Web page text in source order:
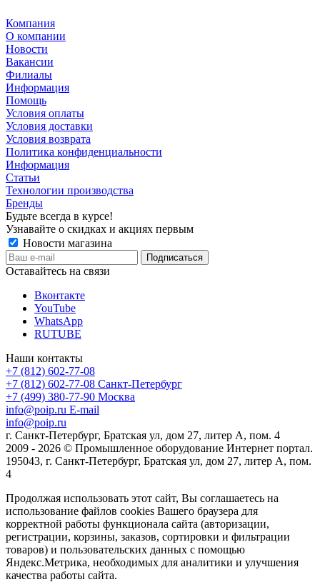
Компания
О компании
Новости
Вакансии
Филиалы
Информация
Помощь
Условия оплаты
Условия доставки
Условия возврата
Политика конфиденциальности
Информация
Статьи
Технологии производства
Бренды
Будьте всегда в курсе!
Узнавайте о скидках и акциях первым
Новости магазина
Оставайтесь на связи
Вконтакте
YouTube
WhatsApp
RUTUBE
Наши контакты
+7 (812) 602-77-08
+7 (812) 602-77-08 Санкт-Петербург
+7 (499) 380-77-90 Москва
info@poip.ru E-mail
info@poip.ru
г. Санкт-Петербург, Братская ул, дом 27, литер А, пом. 4
2009 - 2026 © Промышленное оборудование Интернет портал.
195043, г. Санкт-Петербург, Братская ул, дом 27, литер А, пом.
4
Продолжая использовать этот сайт, Вы соглашаетесь на
использование файлов cookies Вашего браузера для
корректной работы функционала сайта (авторизации,
регистрации, корзины, заказов, сортировки и фильтрации
товаров) и пользовательских данных с помощью
Яндекс.Метрика, необходимых для аналитики и улучшения
качества работы сайта.